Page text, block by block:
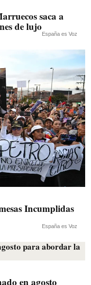
saca a
de lujo
España es Voz
Incumplidas
España es Voz
en agosto